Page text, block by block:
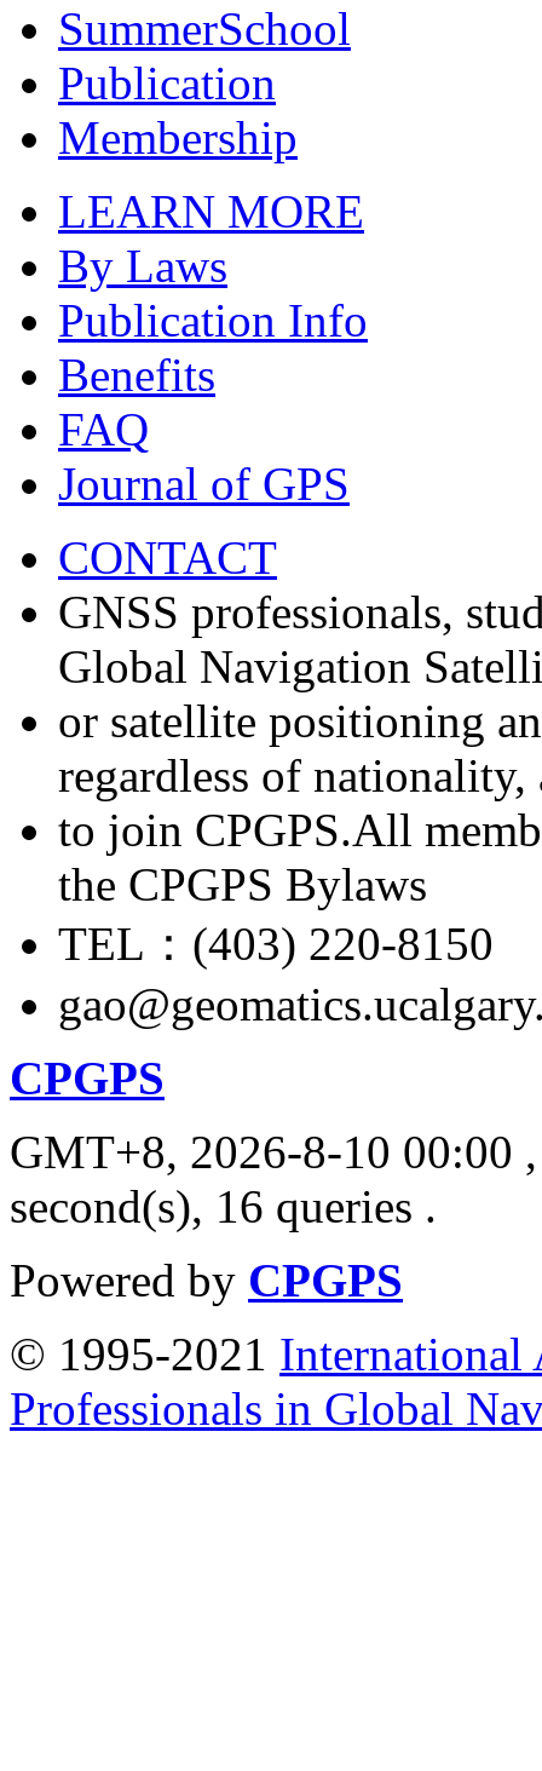
SummerSchool
Publication
Membership
LEARN MORE
By Laws
Publication Info
Benefits
FAQ
Journal of GPS
CONTACT
GNSS professionals,
Global Navigation
or satellite positioning
regardless of nationality,
to join CPGPS.All
the CPGPS Bylaws
TEL：(403) 220-8150
CPGPS
GMT+8, 2026-8-10 00:00
second(s), 16 queries .
Powered by CPGPS
© 1995-2021 International
Professionals in Global